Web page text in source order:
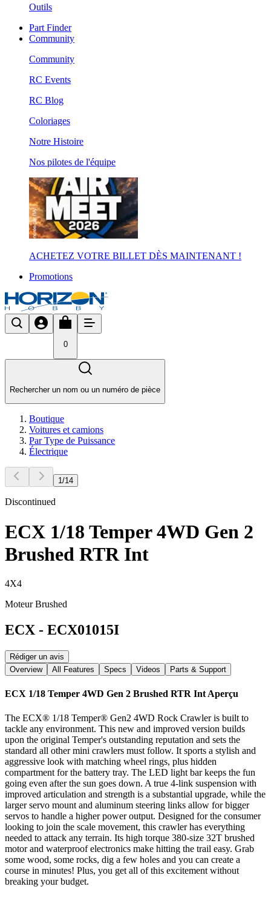
Outils
Part Finder
Community
Community
RC Events
RC Blog
Coloriages
Notre Histoire
Nos pilotes de l'équipe
ACHETEZ VOTRE BILLET DÈS MAINTENANT !
Promotions
0
Rechercher un nom ou un numéro de pièce
Boutique
Voitures et camions
Par Type de Puissance
Électrique
1/14
Discontinued
ECX 1/18 Temper 4WD Gen 2
Brushed RTR Int
4X4
Moteur Brushed
ECX - ECX01015I
Rédiger un avis
Overview
All Features Specs Videos Parts & Support
ECX 1/18 Temper 4WD Gen 2 Brushed RTR Int Aperçu
The ECX® 1/18 Temper® Gen2 4WD Rock Crawler is built to
tackle any environment. This new and improved version builds
upon the original Temper's outstanding reputation and sets the
standard all other mini crawlers must follow. It sports a stylish and
aggressive look with matching wheel rings, plus hidden
compartment for the battery tray. The LED light bar keeps the fun
going even after the sun goes down. A true 4-link suspension with
improved articulation and strength is a substantial upgrade, while the
larger servo mount and aluminum steering links allow for bigger
servos to handle a higher power output. Designed for the consumer
looking to join the scale movement, this crawler has everything
needed to attack any terrain. Its high torque 380-size 32T brushed
motor and waterproof electronics make hitting the trail easy. Grab
some wood, some rocks, dig a few holes and you can create a
course in minutes! Plus, you get all of this excitement without
breaking your budget.